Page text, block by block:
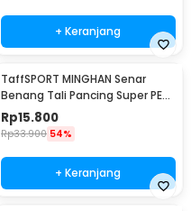
+ Keranjang
TaffSPORT MINGHAN Senar
Benang Tali Pancing Super PE
Braided Line 100M 1.0 - X4
Rp15.800
Rp33.900 54%
+ Keranjang